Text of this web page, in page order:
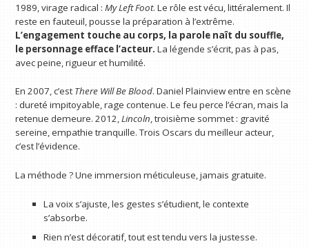
1989, virage radical :My Left Foot. Le rôle est vécu, littéralement. Il
reste en fauteuil, pousse la préparation à l’extrême.
L’engagement touche au corps, la parole naît du souffle,
le personnage efface l’acteur. La légende s’écrit, pas à pas,
avec peine, rigueur et humilité.
En 2007, c’est There Will Be Blood. Daniel Plainview entre en scène
: dureté impitoyable, rage contenue. Le feu perce l’écran, mais la
retenue demeure. 2012,Lincoln, troisième sommet : gravité
sereine, empathie tranquille. Trois Oscars du meilleur acteur,
c’est l’évidence.
La méthode ? Une immersion méticuleuse, jamais gratuite.
La voix s’ajuste, les gestes s’étudient, le contexte
s’absorbe.
Rien n’est décoratif, tout est tendu vers la justesse.